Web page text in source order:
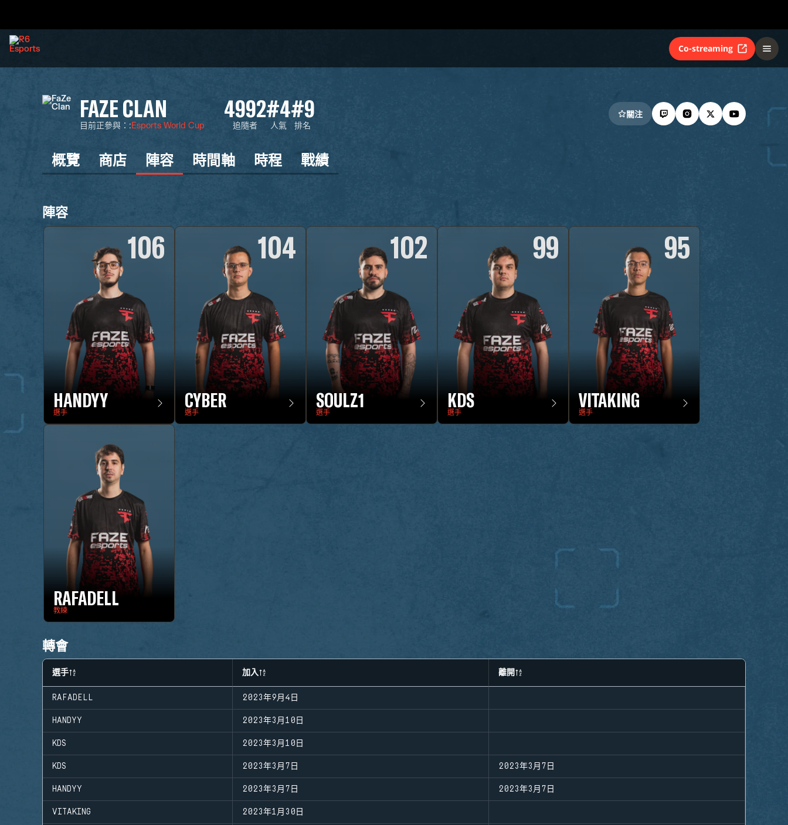
Co-streaming
FAZE CLAN
目前正參與： :Esports World Cup
4992
追隨者
#4
人氣
#9
排名
關注
概覽 商店 陣容 時間軸 時程 戰績
陣容
106
HANDYY
選手
104
CYBER
選手
102
SOULZ1
選手
99
KDS
選手
95
VITAKING
選手
RAFADELL
教練
轉會
選手 加入 離開
RAFADELL 2023年9月4日
HANDYY 2023年3月10日
KDS 2023年3月10日
KDS 2023年3月7日 2023年3月7日
HANDYY 2023年3月7日 2023年3月7日
VITAKING 2023年1月30日